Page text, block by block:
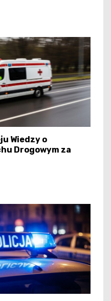
Wiedzy o
Drogowym za